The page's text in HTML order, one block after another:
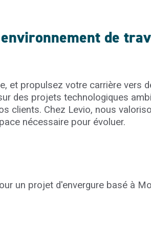
de
et propulsez votre carrière vers
des projets technologiques
clients. Chez Levio, nous
nécessaire pour évoluer.
un projet d'envergure basé à